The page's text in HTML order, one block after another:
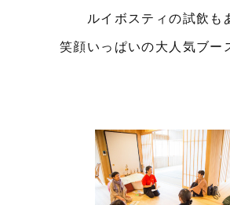
ルイボスティの試飲も
笑顔いっぱいの大人気ブー